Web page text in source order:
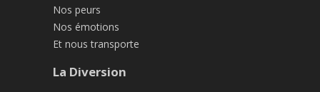
Nos peurs
Nos émotions
Et nous transporte
La Diversion